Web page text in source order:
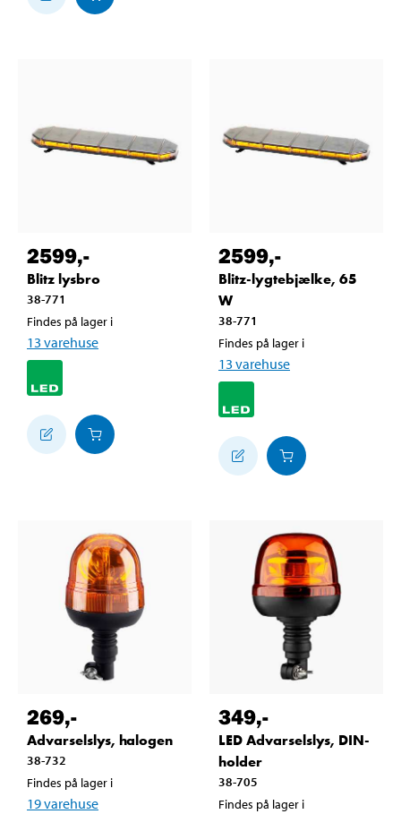
2599,-
Blitz lysbro
38-771
Findes på lager i
13 varehuse
2599,-
Blitz-lygtebjælke, 65
W
38-771
Findes på lager i
13 varehuse
269,-
Advarselslys, halogen
38-732
Findes på lager i
19varehuse
349,-
LED Advarselslys, DIN-
holder
38-705
Findes på lager i